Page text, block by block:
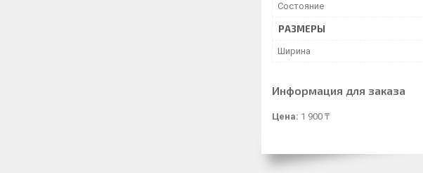
Состояние
РАЗМЕРЫ
Ширина
Информация для заказа
Цена: 1 900 ₸